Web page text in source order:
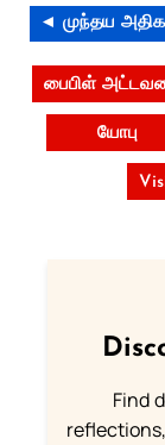
◄ முந்தய
பைபிள்
யோபு
Find